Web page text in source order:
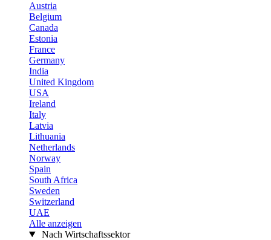
Austria
Belgium
Canada
Estonia
France
Germany
India
United Kingdom
USA
Ireland
Italy
Latvia
Lithuania
Netherlands
Norway
Spain
South Africa
Sweden
Switzerland
UAE
Alle anzeigen
Nach Wirtschaftssektor